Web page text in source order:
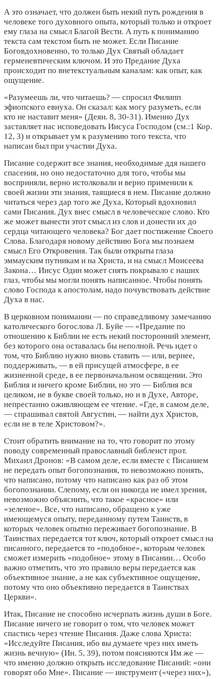
А это означает, что должен быть некий путь рождения в
человеке того духовного опыта, который только и откроет
ему глаза на смысл Благой Вести. А путь к пониманию
текста сам текстом быть не может. Если Писание
Боговдохновенно, то только Дух Святый обладает
герменевтическим ключом. И это Предание Духа
происходит по внетекстуальным каналам: как опыт, как
ощущение.
«Разумеешь ли, что читаешь? — спросил Филипп
эфиопского евнуха. Он сказал: как могу разуметь, если
кто не наставит меня» (Деян. 8, 30-31). Именно Дух
заставляет нас исповедовать Иисуса Господом (см.:1 Кор.
12, 3) и открывает ум к разумению того текста, что
написан был при участии Духа.
Писание содержит все знания, необходимые ддя нашего
спасения, но оно недостаточно для того, чтобы мы
восприняли, верно истолковали и верно применили к
своей жизни эти знания, таящиеся в нем. Писание должно
читаться через дар того же Духа, Который вдохновил
сами Писания. Дух внес смысл в человеческое слово. Кто
же может вынести этот смысл из слов и донести их до
сердца читающего человека? Бог дает постижение Своего
Слова. Благодаря новому действию Бога мы познаем
смысл Его Откровения. Так были открыты глаза
эммауским путникам и на Христа, и на смысл Моисеева
Закона… Иисус Один может снять покрывало с наших
глаз, чтобы мы могли понять написанное. Чтобы понять
слово Господа к апостолам, надо почувствовать действие
Духа в нас.
В церковном понимании — по справедливому замечанию
католического богослова Л. Буйе — «Предание по
отношению к Библии не есть некий посторонний элемент,
без которого она оставалась бы неполной. Речь идет о
том, что Библию нужно вновь ставить — или, вернее,
поддерживать, — в ей присущей атмосфере, в ее
жизненной среде, в ее первоначальном освящении. Это
Библия и ничего кроме Библии, но это — Библия вся
целиком, не в букве своей только, но и в Духе, Авторе,
непрестанно оживляющем ее чтение. «Где, в самом деле,
— спрашивал святой Августин, — найти дух Христов,
если не в теле Христовом?».
Стоит обратить внимание на то, что говорит по этому
поводу современный православный библеист прот.
Михаил Дронов: «В самом деле, если вместе с Писанием
не передать опыт богопознания, то невозможно понять,
что написано, потому что написано как раз об этом
богопознании. Слепому, если он никогда не имел зрения,
невозможно объяснить, что такое «красное» или
«зеленое». Все, что написано, обращено к уже
имеющемуся опыту, переданному путем Таинств, в
которых человек опытно переживает богопознание. В
Таинствах передается тот ключ, который откроет смысл на
писанного, передается то «подобное», которым человек
сможет измерить «подобное» этому в Писании… Особо
важно отметить, что это правило веры передается как
объективное знание, а не как субъективное ощущение,
потому что оно объективно передается в Таинствах
Церкви».
Итак, Писание не способно исчерпать жизнь души в Боге.
Писание ничего не говорит о том, что человек может
спастись через чтение Писания. Даже слова Христа:
«Исследуйте Писания, ибо вы думаете чрез них иметь
жизнь вечную» (Ин. 5, 39), потом поясняются Им же —
что именно должно открыть исследование Писаний: «они
говорят обо Мне». Писание — инструмент («через них»),